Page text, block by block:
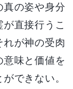
の姿や身分
直接行うこ
が神の受肉
味と価値を
できない。